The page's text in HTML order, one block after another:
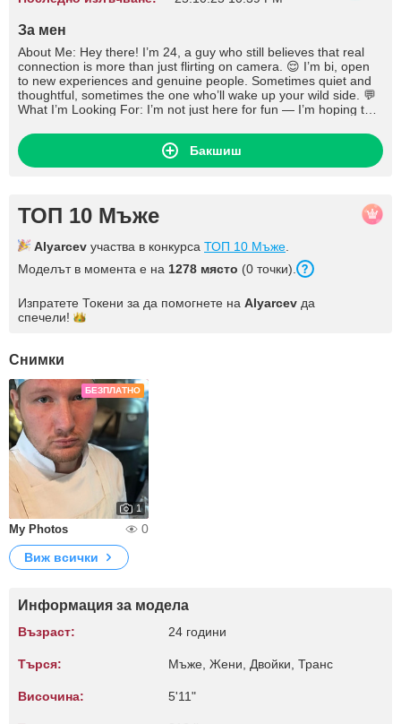
За мен
About Me: Hey there! I’m 24, a guy who still believes that real
connection is more than just flirting on camera. 😌 I’m bi, open
to new experiences and genuine people. Sometimes quiet and
thoughtful, sometimes the one who’ll wake up your wild side. 💬
What I’m Looking For: I’m not just here for fun — I’m hoping to
laugh, and aren’t afraid to be real. Maybe something special
starts right here ❤️ 🔥 What We Can Talk About: Life, dreams,
bodies, and souls. What turns you on, and what makes you feel
someone to look into my eyes and understand — without words.
Бакшиш
ТОП 10 Мъже
Alyarcev участва в конкурса ТОП 10 Мъже
Моделът в момента е на 1278 място (0 точки).
Изпратете Токени за да помогнете на Alyarcev да
спечели!
Снимки
БЕЗПЛАТНО
1
My Photos
0
Виж всички
Информация за модела
Възраст: 24 години
Търся: Мъже, Жени, Двойки, Транс
Височина: 5'11"